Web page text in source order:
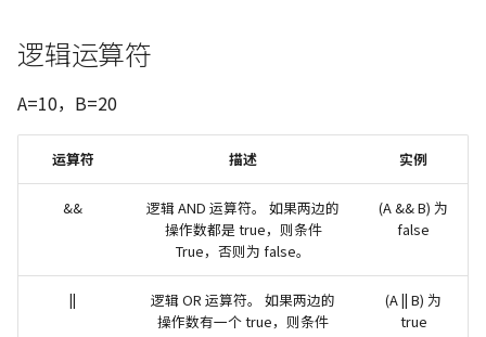
逻辑运算符
A=10，B=20
运算符 描述 实例
&&
逻辑 AND 运算符。 如果两边的
操作数都是 true，则条件
True，否则为 false。
(A && B) 为
false
||
逻辑 OR 运算符。 如果两边的
操作数有一个 true，则条件
(A || B) 为
true